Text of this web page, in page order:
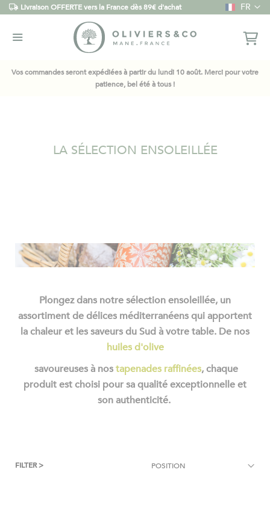
Livraison OFFERTE vers la France dès 89€ d'achat LangueFR
Vos commandes seront expédiées à partir du lundi 10 août. Merci pour votre
patience, bel été à tous !
LA SÉLECTION ENSOLEILLÉE
Plongez dans notre sélection ensoleillée, un
assortiment de délices méditerranéens qui apportent
la chaleur et les saveurs du Sud à votre table. De nos
huiles d'olive
savoureuses à nostapenades raffinées, chaque
produit est choisi pour sa qualité exceptionnelle et
son authenticité.
FILTER >